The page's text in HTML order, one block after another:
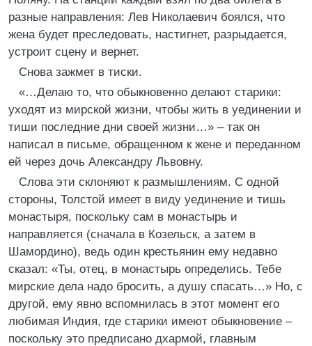
разные направления: Лев Николаевич боялся, что
жена будет преследовать, настигнет, разрыдается,
устроит сцену и вернет.
Снова зажмет в тиски.
«…Делаю то, что обыкновенно делают старики:
уходят из мирской жизни, чтобы жить в уединении и
тиши последние дни своей жизни…» – так он
написал в письме, обращенном к жене и переданном
ей через дочь Александру Львовну.
Слова эти склоняют к размышлениям. С одной
стороны, Толстой имеет в виду уединение и тишь
монастыря, поскольку сам в монастырь и
направляется (сначала в Козельск, а затем в
Шамордино), ведь один крестьянин ему недавно
сказал: «Ты, отец, в монастырь определись. Тебе
мирские дела надо бросить, а душу спасать…» Но, с
другой, ему явно вспомнилась в этот момент его
любимая Индия, где старики имеют обыкновение –
поскольку это предписано дхармой, главным